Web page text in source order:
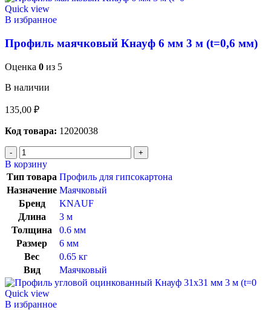
Quick view
В избранное
Профиль маячковый Кнауф 6 мм 3 м (t=0,6 мм)
Оценка 0 из 5
В наличии
135,00 ₽
Код товара: 12020038
В корзину
Тип товара Профиль для гипсокартона
Назначение Маячковый
Бренд
KNAUF
Длина
3 м
Толщина
0.6 мм
Размер
6 мм
Вес
0.65 кг
Вид
Маячковый
Quick view
В избранное